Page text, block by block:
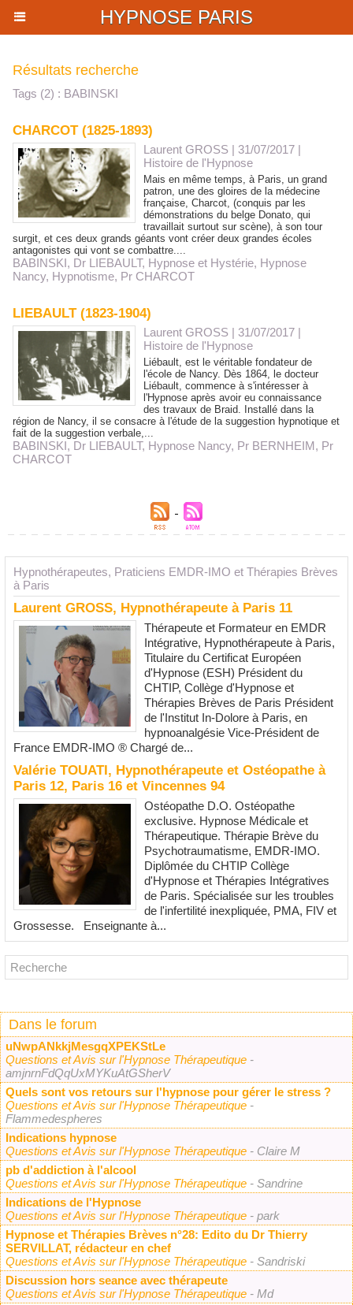
HYPNOSE PARIS
Hypnothérapeutes, Praticiens EMDR-IMO et Thérapies Brèves
à Paris
Laurent GROSS, Hypnothérapeute à Paris 11
Thérapeute et Formateur en EMDR
Intégrative, Hypnothérapeute à Paris,
Titulaire du Certificat Européen
d'Hypnose (ESH) Président du
CHTIP, Collège d'Hypnose et
Thérapies Brèves de Paris Président
de l'Institut In-Dolore à Paris, en
hypnoanalgésie Vice-Président de
France EMDR-IMO ® Chargé de...
Valérie TOUATI, Hypnothérapeute et Ostéopathe à
Paris 12, Paris 16 et Vincennes 94
Ostéopathe D.O. Ostéopathe
exclusive. Hypnose Médicale et
Thérapeutique. Thérapie Brève du
Psychotraumatisme, EMDR-IMO.
Diplômée du CHTIP Collège
d'Hypnose et Thérapies Intégratives
de Paris. Spécialisée sur les troubles
de l'infertilité inexpliquée, PMA, FIV et
Grossesse. Enseignante à...
Dans le forum
uNwpANkkjMesgqXPEKStLe
Questions et Avis sur l'Hypnose Thérapeutique -
amjnrnFdQqUxMYKuAtGSherV
Quels sont vos retours sur l'hypnose pour gérer le stress ?
Questions et Avis sur l'Hypnose Thérapeutique -
Flammedespheres
Indications hypnose
Questions et Avis sur l'Hypnose Thérapeutique - Claire M
pb d'addiction à l'alcool
Questions et Avis sur l'Hypnose Thérapeutique - Sandrine
Indications de l'Hypnose
Questions et Avis sur l'Hypnose Thérapeutique - park
Hypnose et Thérapies Brèves n°28: Edito du Dr Thierry
SERVILLAT, rédacteur en chef
Questions et Avis sur l'Hypnose Thérapeutique - Sandriski
Discussion hors seance avec thérapeute
Questions et Avis sur l'Hypnose Thérapeutique - Md
Résultats recherche
Tags (2) : BABINSKI
CHARCOT (1825-1893)
Laurent GROSS | 31/07/2017 |
Histoire de l'Hypnose
Mais en même temps, à Paris, un grand
patron, une des gloires de la médecine
française, Charcot, (conquis par les
démonstrations du belge Donato, qui
travaillait surtout sur scène), à son tour
surgit, et ces deux grands géants vont créer deux grandes écoles
antagonistes qui vont se combattre....
BABINSKI, Dr LIEBAULT, Hypnose et Hystérie, Hypnose
Nancy, Hypnotisme, Pr CHARCOT
LIEBAULT (1823-1904)
Laurent GROSS | 31/07/2017 |
Histoire de l'Hypnose
Liébault, est le véritable fondateur de
l'école de Nancy. Dès 1864, le docteur
Liébault, commence à s'intéresser à
l'Hypnose après avoir eu connaissance
des travaux de Braid. Installé dans la
région de Nancy, il se consacre à l'étude de la suggestion hypnotique et
fait de la suggestion verbale,...
BABINSKI, Dr LIEBAULT, Hypnose Nancy, Pr BERNHEIM, Pr
CHARCOT